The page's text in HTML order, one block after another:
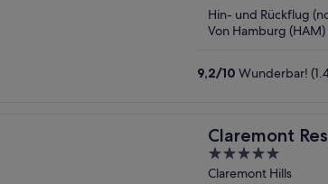
5
Hin- und Rückflug
Von Hamburg (HAM)
9,2/10 Wunderbar!
Claremont
5
out
Claremont Hills